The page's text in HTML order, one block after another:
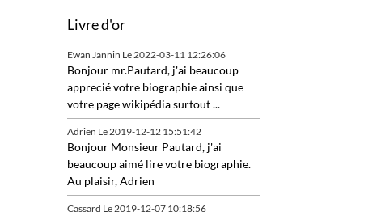
Livre d'or
Ewan Jannin Le 2022-03-11 12:26:06
Bonjour mr.Pautard, j'ai beaucoup
apprecié votre biographie ainsi que
votre page wikipédia surtout ...
Adrien Le 2019-12-12 15:51:42
Bonjour Monsieur Pautard, j'ai
beaucoup aimé lire votre biographie.
Au plaisir, Adrien
Cassard Le 2019-12-07 10:18:56